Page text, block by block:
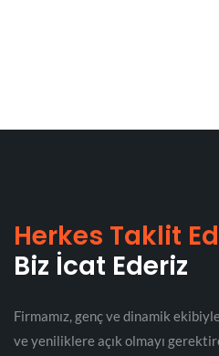
Herkes Taklit
Biz İcat Ederiz
Firmamız, genç ve dinamik
ve yeniliklere açık olmayı